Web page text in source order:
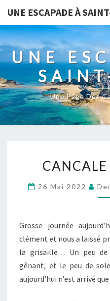
UNE ESCAPADE À
UNE
Une Page Des
26 Mai 2022
Grosse journée
clément et nous a laissé
la grisaille… Un peu
gênant, et le peu de
aujourd’hui n’est arrivé